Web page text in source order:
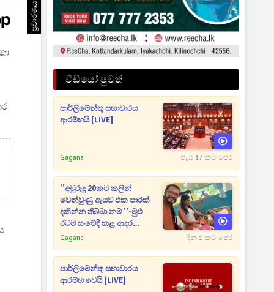
ප්‍රචාරණය
වීඩියෝ පුවත්
පාර්ලිමේන්තු සභාවාරය
ආරම්භයි [LIVE]
Gagana පැය 17 කට පෙර
''අවුරුදු 20කට කලින්
වෙන්වුණු ඇයව එක පාරක්
දකින්න තිබ්බා නම් ''-මුළු
රටම සංවේදී කළ ආදර
අමරණීය මතකය
Gagana දින 1 කට පෙර
පාර්ලිමේන්තු සභාවාරය
ආරම්භ වෙයි [LIVE]